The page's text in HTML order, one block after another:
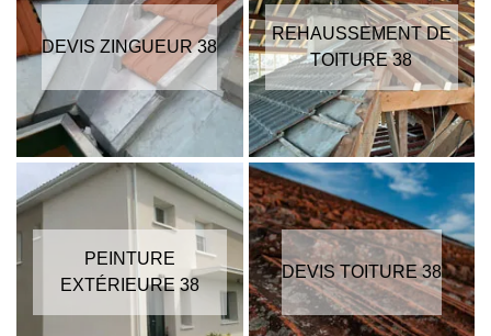
DEVIS ZINGUEUR 38
REHAUSSEMENT DE
TOITURE 38
PEINTURE
EXTÉRIEURE 38
DEVIS TOITURE 38